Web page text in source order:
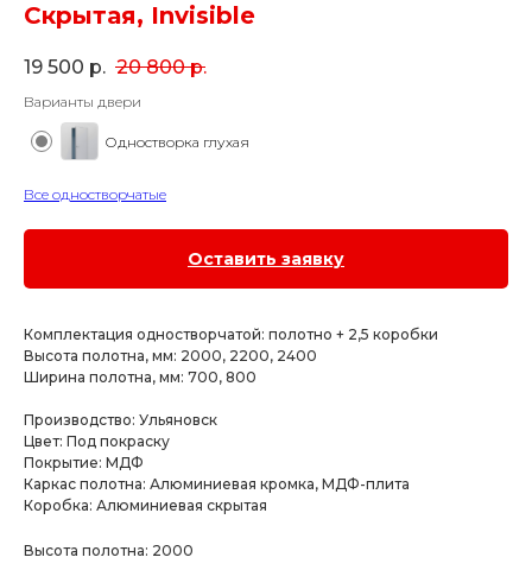
Скрытая, Invisible
19 500 р. 20 800 р.
Варианты двери
Одностворка глухая
Все одностворчатые
Оставить заявку
Комплектация одностворчатой: полотно + 2,5 коробки
Высота полотна, мм: 2000, 2200, 2400
Ширина полотна, мм: 700, 800
Производство: Ульяновск
Цвет: Под покраску
Покрытие: МДФ
Каркас полотна: Алюминиевая кромка, МДФ-плита
Коробка: Алюминиевая скрытая
Высота полотна: 2000